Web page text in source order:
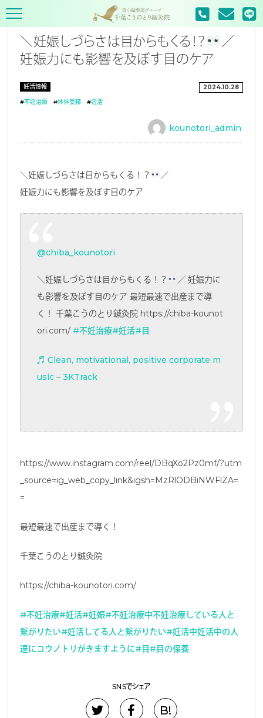
TOP
＼妊娠しづらさは目からもくる！？
／
妊娠力にも影響を及ぼす目のケア
妊活情報
#不妊治療 #体外受精 #妊活
2024.10.28
kounotori_admin
＼妊娠しづらさは目からもくる！？
／
妊娠力にも影響を及ぼす目のケア
@chiba_kounotori
＼妊娠しづらさは目からもくる！？
／ 妊娠力に
も影響を及ぼす目のケア 最短最速で出産まで導
く！ 千葉こうのとり鍼灸院 https://chiba-kounot
ori.com/ #不妊治療#妊活#目
♬ Clean, motivational, positive corporate m
usic – 3KTrack
https://www.instagram.com/reel/DBqXo2Pz0mf/?utm
_source=ig_web_copy_link&igsh=MzRlODBiNWFlZA=
=
最短最速で出産まで導く！
千葉こうのとり鍼灸院
https://chiba-kounotori.com/
#不妊治療#妊活#妊娠#不妊治療中不妊治療している人と
繋がりたい#妊活してる人と繋がりたい#妊活中妊活中の人
達にコウノトリがきますように#目#目の保養
SNSでシェア
B!